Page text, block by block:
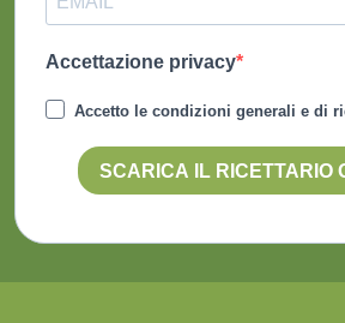
Accettazione privacy
Accetto le condizioni generali e di
SCARICA IL RICETTARIO